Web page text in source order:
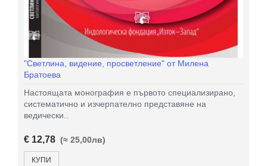
"Светлина, видение, просветление" от Милена
Братоева
Настоящата монография е първото специализирано,
систематично и изчерпателно представяне на
ведически..
€ 12,78 (≈ 25,00лв)
КУПИ